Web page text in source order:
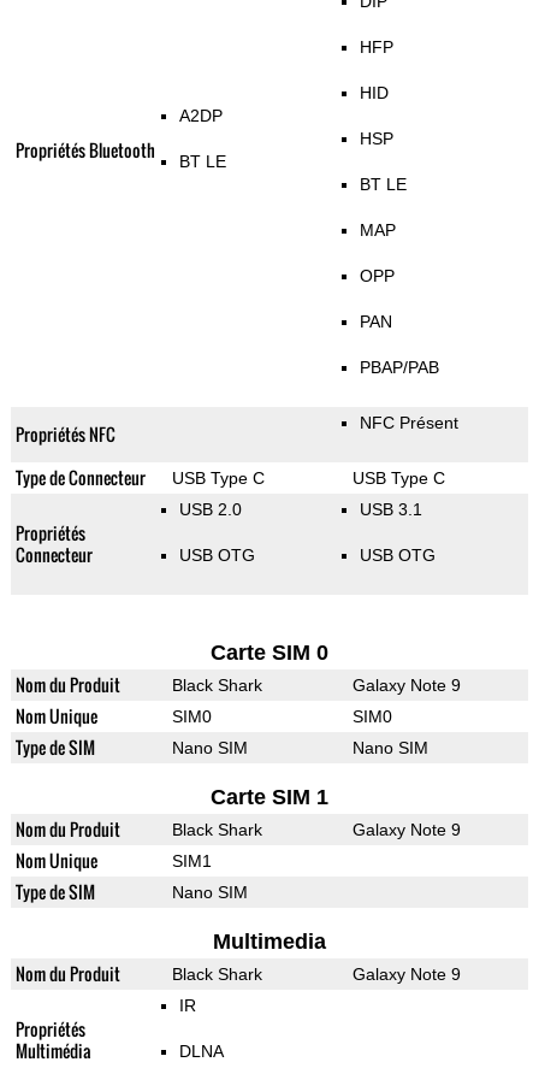
Propriétés Bluetooth
A2DP
BT LE
HFP
HID
HSP
BT LE
MAP
OPP
PAN
PBAP/PAB
Propriétés NFC NFC Présent
Type de Connecteur USB Type C USB Type C
Propriétés
Connecteur
USB 2.0
USB OTG
USB 3.1
USB OTG
Carte SIM 0
Nom du Produit Black Shark Galaxy Note 9
Nom Unique SIM0 SIM0
Type de SIM Nano SIM Nano SIM
Carte SIM 1
Nom du Produit Black Shark Galaxy Note 9
Nom Unique SIM1
Type de SIM Nano SIM
Multimedia
Nom du Produit Black Shark Galaxy Note 9
Propriétés
Multimédia
IR
DLNA